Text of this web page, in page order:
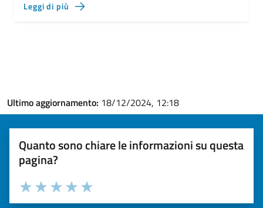
Leggi di più
Ultimo aggiornamento: 18/12/2024, 12:18
Quanto sono chiare le informazioni su questa
pagina?
Valuta la chiarezza delle informazioni (da 1 a 5 stelle)
Seleziona il numero di stelle per valutare la chiarezza delle
Valuta 5 stelle su 5
Valuta 4 stelle su 5
Valuta 3 stelle su 5
Valuta 2 stelle su 5
Valuta 1 stelle su 5